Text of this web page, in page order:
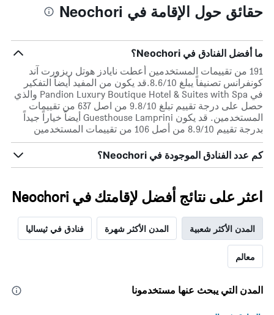
حقائق حول الإقامة في Neochori
ما أفضل الفنادق في Neochori؟
191 من تقييمات المستخدمين أعطت نايادز هوتل ريزورت آند
كونفرانس تصنيفاً يبلغ 8.6/10.قد يكون من المفيد أيضاً التفكير
في Pandion Luxury Boutique Hotel & Suites with Spa والذي
حصل على درجة تقييم تبلغ 9.8/10 من اصل 637 من تقييمات
المستخدمين. قد يكون Guesthouse Lamprini أيضاً خياراً جيداً
بدرجة تقييم 8.9/10 من أصل 106 من تقييمات المستخدمين
كم عدد الفنادق الموجودة في Neochori؟
اعثر على نتائج أفضل لإقامتك في Neochori
المدن الأكثر شعبية المدن الأكثر شهرة فنادق في ثيساليا
معالم
المدن التي يبحث عنها مستخدمونا